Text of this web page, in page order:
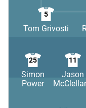
5
Tom Grivosti
25
Simon
Power
11
Jason